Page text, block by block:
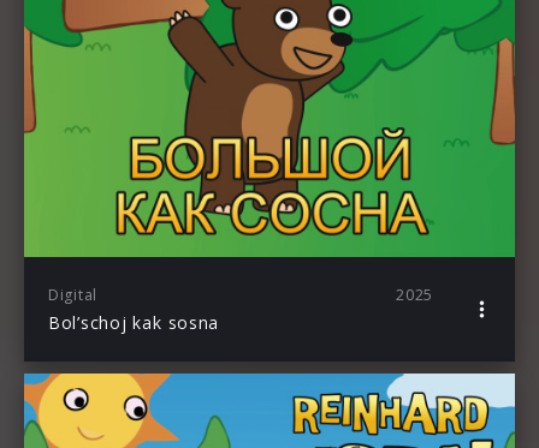
Digital 2025
Bol’schoj kak sosna